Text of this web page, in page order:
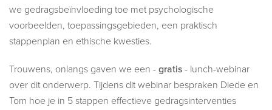
we gedragsbeïnvloeding toe met psychologische
voorbeelden, toepassingsgebieden, een praktisch
stappenplan en ethische kwesties.
Trouwens, onlangs gaven we een - gratis - lunch-webinar
over dit onderwerp. Tijdens dit webinar bespraken Diede en
Tom hoe je in 5 stappen effectieve gedragsinterventies